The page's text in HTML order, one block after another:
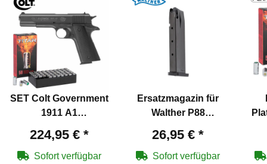
SET Colt Government
1911 A1
Pistole Schwarz 9 mm
P.A.K. (P18) + 50
224,95 € *
Sofort verfügbar
Ersatzmagazin für
Walther P88
Pistole 9 mm P.A.K.
26,95 € *
Sofort verfügbar